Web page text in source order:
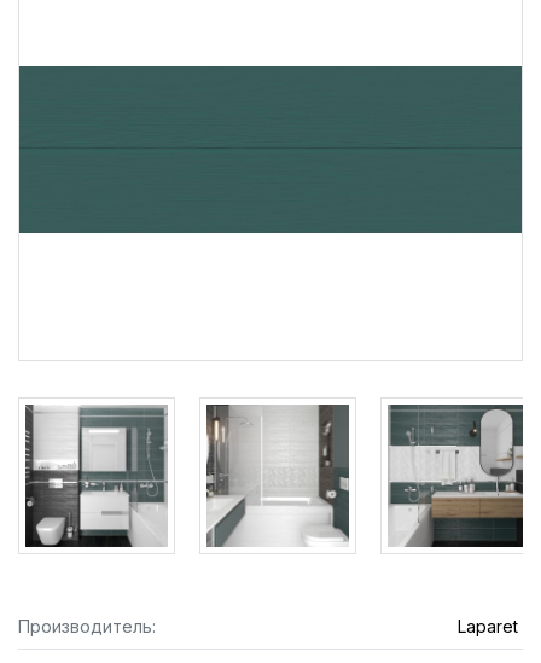
Производитель: Laparet